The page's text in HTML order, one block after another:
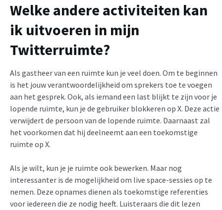
Welke andere activiteiten kan
ik uitvoeren in mijn
Twitterruimte?
Als gastheer van een ruimte kun je veel doen. Om te beginnen
is het jouw verantwoordelijkheid om sprekers toe te voegen
aan het gesprek. Ook, als iemand een last blijkt te zijn voor je
lopende ruimte, kun je de gebruiker blokkeren op X. Deze actie
verwijdert de persoon van de lopende ruimte. Daarnaast zal
het voorkomen dat hij deelneemt aan een toekomstige
ruimte op X.
Als je wilt, kun je je ruimte ook bewerken. Maar nog
interessanter is de mogelijkheid om live space-sessies op te
nemen. Deze opnames dienen als toekomstige referenties
voor iedereen die ze nodig heeft. Luisteraars die dit lezen